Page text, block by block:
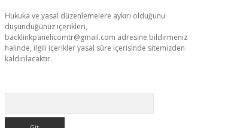
Hukuka ve yasal düzenlemelere aykırı olduğunu
düşündüğünüz içerikleri,
backlinkpanelicomtr@gmail.com adresine bildirmeniz
halinde, ilgili içerikler yasal süre içerisinde sitemizden
kaldırılacaktır.